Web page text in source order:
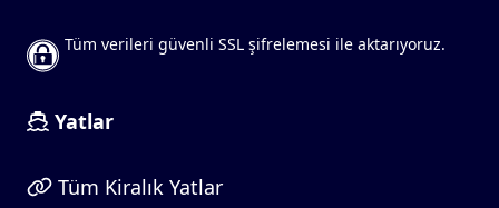
Tüm verileri güvenli SSL şifrelemesi ile aktarıyoruz.
Yatlar
Tüm Kiralık Yatlar